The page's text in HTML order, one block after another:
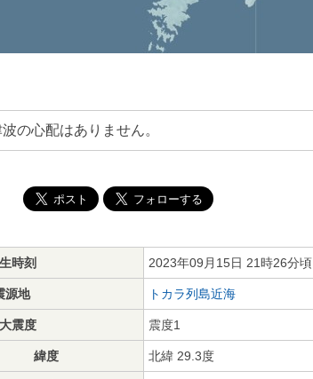
の心配はありません。
時刻 2023年09月15日 21時26分頃
源地 トカラ列島近海
震度 震度1
緯度 北緯 29.3度